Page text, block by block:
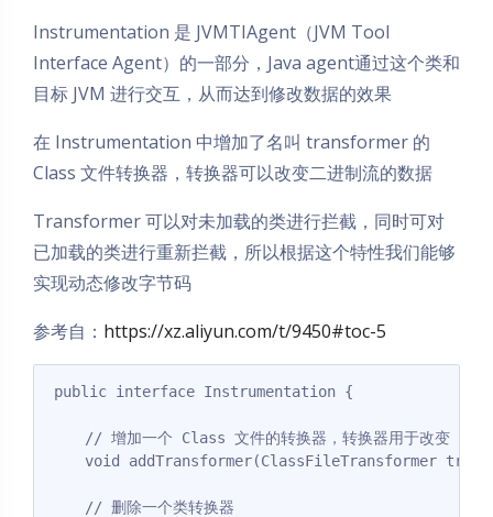
Instrumentation 是 JVMTIAgent（JVM Tool
Interface Agent）的一部分，Java agent通过这个类和
目标 JVM 进行交互，从而达到修改数据的效果
在 Instrumentation 中增加了名叫 transformer 的
Class 文件转换器，转换器可以改变二进制流的数据
Transformer 可以对未加载的类进行拦截，同时可对
已加载的类进行重新拦截，所以根据这个特性我们能够
实现动态修改字节码
参考自： https://xz.aliyun.com/t/9450#toc-5
public interface Instrumentation {
// 增加一个 Class 文件的转换器，转换器用于改变
void addTransformer(ClassFileTransformer
    // 删除一个类转换器